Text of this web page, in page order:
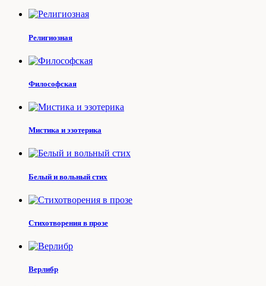
Религиозная
Философская
Мистика и эзотерика
Белый и вольный стих
Стихотворения в прозе
Верлибр